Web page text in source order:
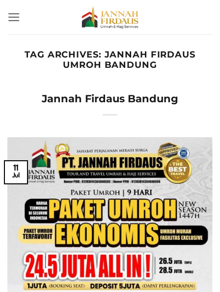
TAG ARCHIVES: JANNAH FIRDAUS
UMROH BANDUNG
Jannah Firdaus Bandung
11
Jul